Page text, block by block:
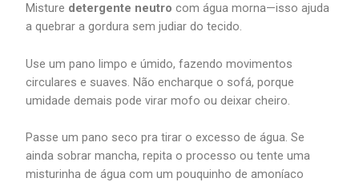
Misture detergente neutro com água morna—isso ajuda
a quebrar a gordura sem judiar do tecido.
Use um pano limpo e úmido, fazendo movimentos
circulares e suaves. Não encharque o sofá, porque
umidade demais pode virar mofo ou deixar cheiro.
Passe um pano seco pra tirar o excesso de água. Se
ainda sobrar mancha, repita o processo ou tente uma
misturinha de água com um pouquinho de amoníaco